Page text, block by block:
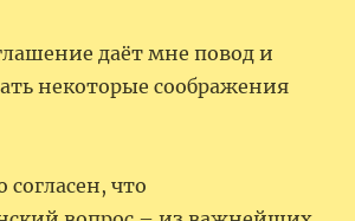
даёт мне повод и
некоторые соображения
что